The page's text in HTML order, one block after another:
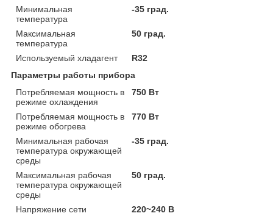
Минимальная
температура
-35 град.
Максимальная
температура
50 град.
Используемый хладагент
R32
Параметры работы прибора
Потребляемая мощность в
режиме охлаждения
750 Вт
Потребляемая мощность в
режиме обогрева
770 Вт
Минимальная рабочая
температура окружающей
среды
-35 град.
Максимальная рабочая
температура окружающей
среды
50 град.
Напряжение сети
220~240 В